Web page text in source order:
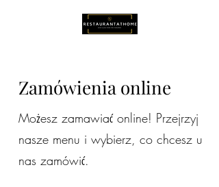
Zamówienia online
Możesz zamawiać online! Przejrzyj
nasze menu i wybierz, co chcesz u
nas zamówić.